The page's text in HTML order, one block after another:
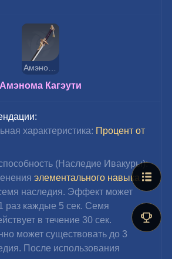
Амэнома Кагэути
характеристика: Процент от
(Наследие Ивакуры):
элементального навыка
наследия. Эффект может
раз каждые 5 сек. Семя
в течение 30 сек.
может существовать до 3
После использования